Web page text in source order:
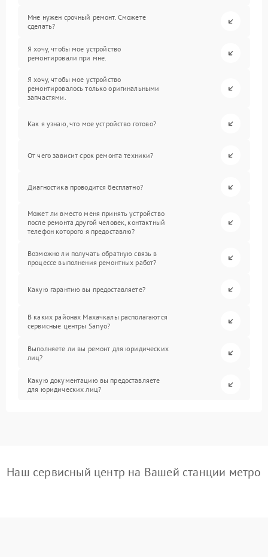
Мне нужен срочный ремонт. Сможете
сделать?
Я хочу, чтобы мое устройство
ремонтировали при мне.
Я хочу, чтобы мое устройство
ремонтировалось только оригинальными
запчастями.
Как я узнаю, что мое устройство готово?
От чего зависит срок ремонта техники?
Диагностика проводится бесплатно?
Может ли вместо меня принять устройство
после ремонта другой человек, контактный
телефон которого я предоставлю?
Возможно ли получать обратную связь в
процессе выполнения ремонтных работ?
Какую гарантию вы предоставляете?
В каких районах Махачкалы располагаются
сервисные центры Sanyo?
Выполняете ли вы ремонт для юридических
лиц?
Какую документацию вы предоставляете
для юридических лиц?
Наш сервисный центр на Вашей станции метро